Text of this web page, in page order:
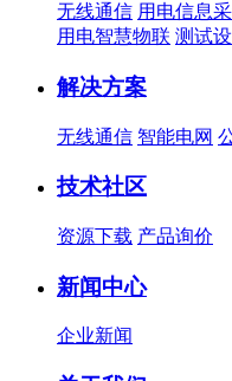
无线通信 用电信息
用电智慧物联 测试
解决方案
无线通信 智能电网
技术社区
资源下载 产品询价
新闻中心
企业新闻